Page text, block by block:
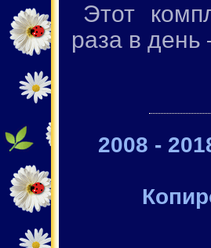
Этот
раза в
2008 -